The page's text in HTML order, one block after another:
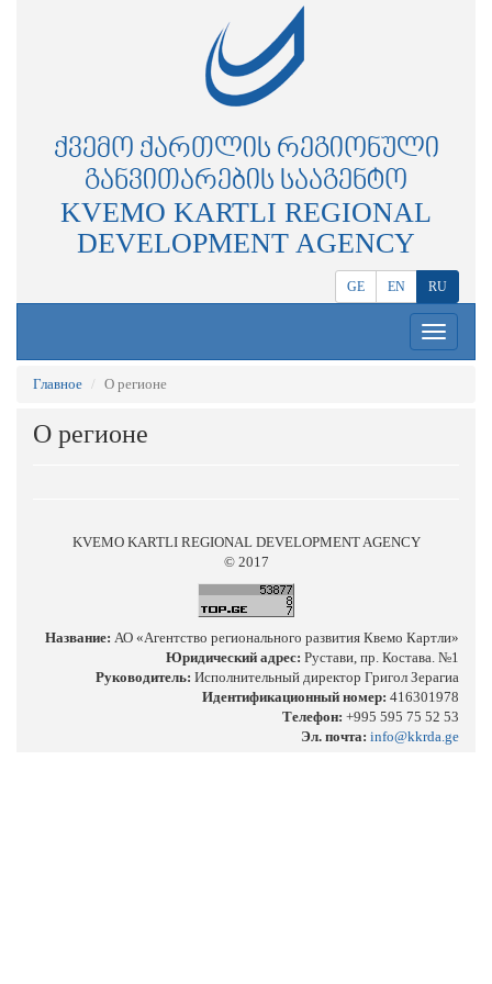
ᲥᲕᲔᲛᲝ ᲥᲐᲠᲗᲚᲘᲡ ᲠᲔᲒᲘᲝᲜᲣᲚᲘ
ᲒᲐᲜᲕᲘᲗᲐᲠᲔᲑᲘᲡ ᲡᲐᲐᲒᲔᲜᲢᲝ
KVEMO KARTLI REGIONAL
DEVELOPMENT AGENCY
GE EN RU
Toggle
navigation
Главное О регионе
О регионе
KVEMO KARTLI REGIONAL DEVELOPMENT AGENCY
© 2017
Название: АО «Агентство регионального развития Квемо Картли»
Юридический адрес: Рустави, пр. Костава. №1
Руководитель: Исполнительный директор Григол Зерагиа
Идентификационный номер: 416301978
Телефон: +995 595 75 52 53
Эл. почта: info@kkrda.ge